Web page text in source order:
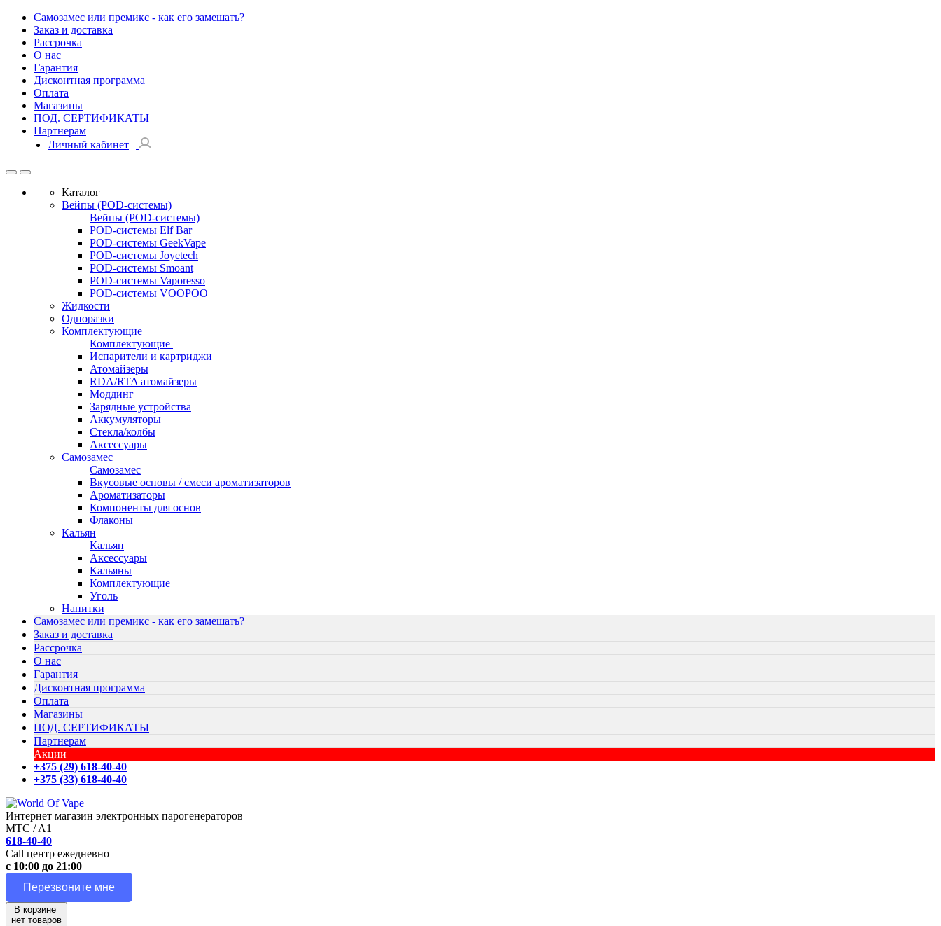
Самозамес или премикс - как его замешать?
Заказ и доставка
Рассрочка
О нас
Гарантия
Дисконтная программа
Оплата
Магазины
ПОД. СЕРТИФИКАТЫ
Партнерам
Личный кабинет
Каталог
Вейпы (POD-системы)
Вейпы (POD-системы)
POD-системы Elf Bar
POD-системы GeekVape
POD-системы Joyetech
POD-системы Smoant
POD-системы Vaporesso
POD-системы VOOPOO
Жидкости
Одноразки
Комплектующие
Комплектующие
Испарители и картриджи
Атомайзеры
RDA/RTA атомайзеры
Моддинг
Зарядные устройства
Аккумуляторы
Стекла/колбы
Аксессуары
Самозамес
Самозамес
Вкусовые основы / смеси ароматизаторов
Ароматизаторы
Компоненты для основ
Флаконы
Кальян
Кальян
Аксессуары
Кальяны
Комплектующие
Уголь
Напитки
Самозамес или премикс - как его замешать?
Заказ и доставка
Рассрочка
О нас
Гарантия
Дисконтная программа
Оплата
Магазины
ПОД. СЕРТИФИКАТЫ
Партнерам
Акции
+375 (29) 618-40-40
+375 (33) 618-40-40
Интернет магазин электронных парогенераторов
MTC / A1
618-40-40
Call центр ежедневно
с 10:00 до 21:00
Перезвоните мне
В корзине
нет товаров